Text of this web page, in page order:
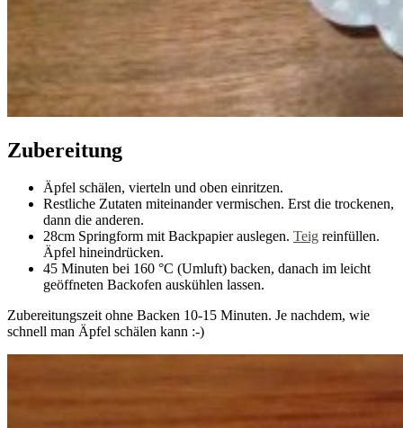
Zubereitung
Äpfel schälen, vierteln und oben einritzen.
Restliche Zutaten miteinander vermischen. Erst die trockenen,
dann die anderen.
28cm Springform mit Backpapier auslegen. Teig reinfüllen.
Äpfel hineindrücken.
45 Minuten bei 160 °C (Umluft) backen, danach im leicht
geöffneten Backofen auskühlen lassen.
Zubereitungszeit ohne Backen 10-15 Minuten. Je nachdem, wie
schnell man Äpfel schälen kann :-)